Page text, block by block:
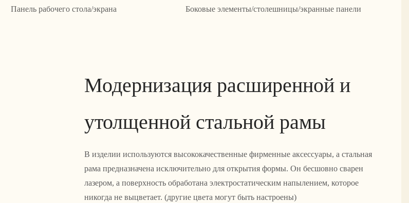
Панель рабочего стола/экрана Боковые элементы/столешницы/экранные панели
Модернизация расширенной и
утолщенной стальной рамы
В изделии используются высококачественные фирменные аксессуары, а стальная
рама предназначена исключительно для открытия формы. Он бесшовно сварен
лазером, а поверхность обработана электростатическим напылением, которое
никогда не выцветает. (другие цвета могут быть настроены)